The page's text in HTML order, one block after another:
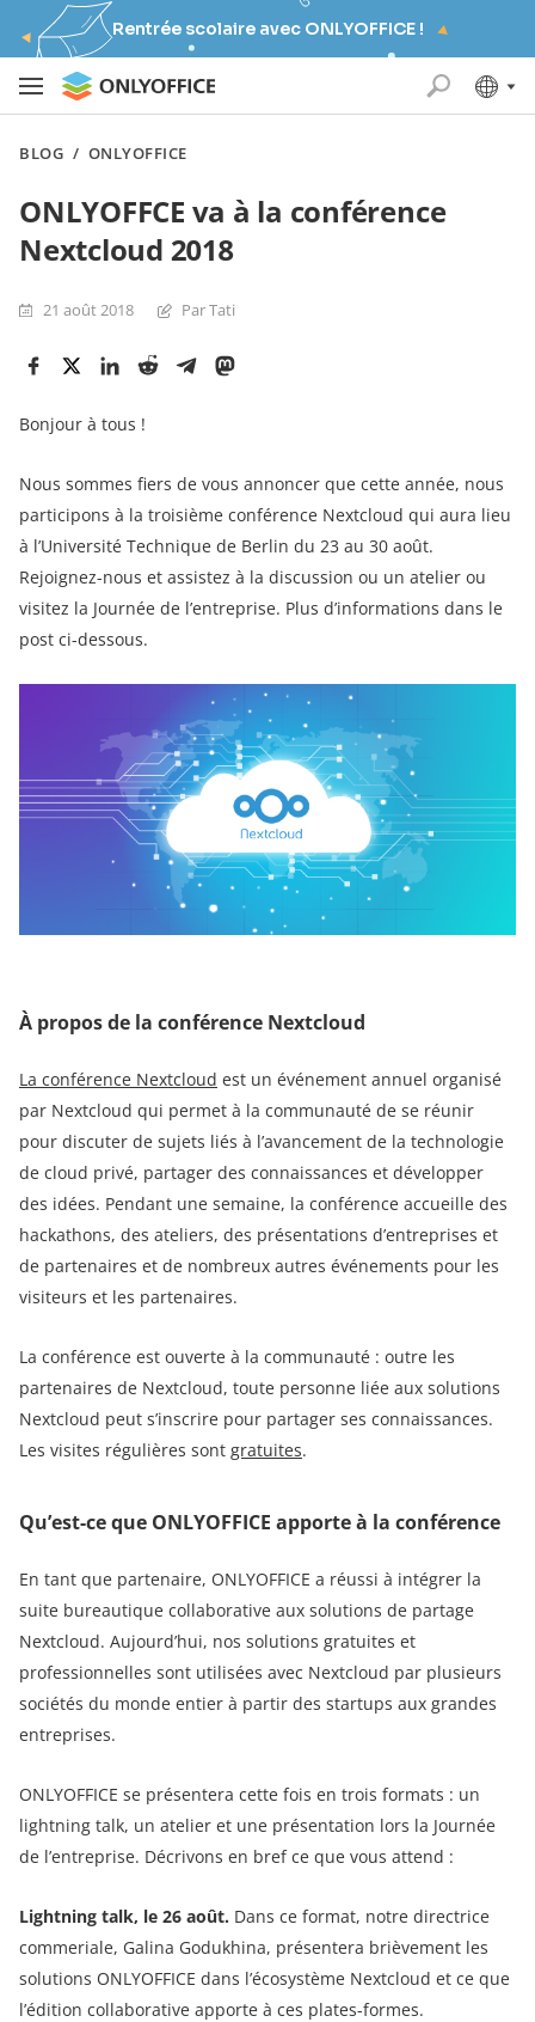
Rentrée scolaire avec ONLYOFFICE !
BLOG / ONLYOFFICE
ONLYOFFCE va à la conférence
Nextcloud 2018
21 août 2018 Par Tati
Bonjour à tous !
Nous sommes fiers de vous annoncer que cette année, nous
participons à la troisième conférence Nextcloud qui aura lieu
à l’Université Technique de Berlin du 23 au 30 août.
Rejoignez-nous et assistez à la discussion ou un atelier ou
visitez la Journée de l’entreprise. Plus d’informations dans le
post ci-dessous.
À propos de la conférence Nextcloud
La conférence Nextcloud est un événement annuel organisé
par Nextсloud qui permet à la communauté de se réunir
pour discuter de sujets liés à l’avancement de la technologie
de cloud privé, partager des connaissances et développer
des idées. Pendant une semaine, la conférence accueille des
hackathons, des ateliers, des présentations d’entreprises et
de partenaires et de nombreux autres événements pour les
visiteurs et les partenaires.
La conférence est ouverte à la communauté : outre les
partenaires de Nextcloud, toute personne liée aux solutions
Nextcloud peut s’inscrire pour partager ses connaissances.
Les visites régulières sont gratuites.
Qu’est-ce que ONLYOFFICE apporte à la conférence
En tant que partenaire, ONLYOFFICE a réussi à intégrer la
suite bureautique collaborative aux solutions de partage
Nextcloud. Aujourd’hui, nos solutions gratuites et
professionnelles sont utilisées avec Nextcloud par plusieurs
sociétés du monde entier à partir des startups aux grandes
entreprises.
ONLYOFFICE se présentera cette fois en trois formats : un
lightning talk, un atelier et une présentation lors la Journée
de l’entreprise. Décrivons en bref ce que vous attend :
Lightning talk, le 26 août. Dans ce format, notre directrice
commeriale, Galina Godukhina, présentera brièvement les
solutions ONLYOFFICE dans l’écosystème Nextcloud et ce que
l’édition collaborative apporte à ces plates-formes.